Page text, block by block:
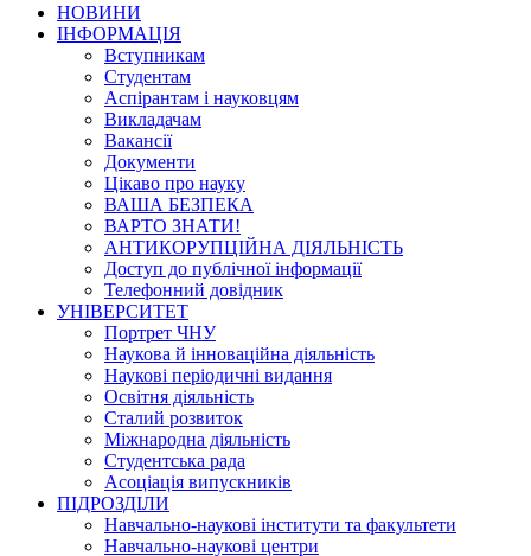
НОВИНИ
ІНФОРМАЦІЯ
Вступникам
Студентам
Аспірантам і науковцям
Викладачам
Вакансії
Документи
Цікаво про науку
ВАША БЕЗПЕКА
ВАРТО ЗНАТИ!
АНТИКОРУПЦІЙНА ДІЯЛЬНІСТЬ
Доступ до публічної інформації
Телефонний довідник
УНІВЕРСИТЕТ
Портрет ЧНУ
Наукова й інноваційна діяльність
Наукові періодичні видання
Освітня діяльність
Сталий розвиток
Міжнародна діяльність
Студентська рада
Асоціація випускників
ПІДРОЗДІЛИ
Навчально-наукові інститути та факультети
Навчально-наукові центри